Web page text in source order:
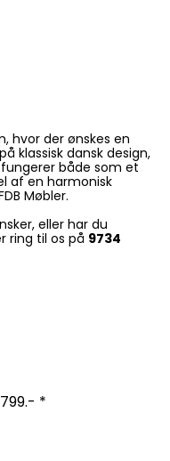
hvor der ønskes en
klassisk dansk design,
både som et
af en harmonisk
Møbler.
eller har du
ring til os på 9734
799.- *